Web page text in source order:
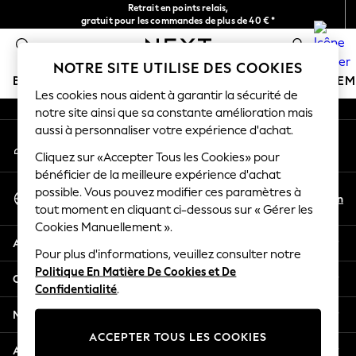
Retrait en points relais,
gratuit pour les commandes de plus de 40 € *
Livraison en 2-3 jours ouvrés*
BOUTIQUE VACANCES
HOLIDAY SHOP
Women's Holiday Shop
All Swimwear
All Beachwear
Bags & Accessories
Beach Dresses & Kaftans
Dresses
Flip Flops
Sliders
Jumpsuits & Playsuits
Linen Collection
Sandals
An error occurred on client
Nos réseaux sociaux
Mon compte
Connexion à votre compte
Sélectionnez Votre Langue
Français
En
Aide
Confidentialité et mentions légales
Ministères
Autres services
NOTRE SITE UTILISE DES COOKIES
Les cookies nous aident à garantir la sécurité de
notre site ainsi que sa constante amélioration mais
aussi à personnaliser votre expérience d'achat.
Cliquez sur «Accepter Tous les Cookies» pour
bénéficier de la meilleure expérience d'achat
possible. Vous pouvez modifier ces paramètres à
tout moment en cliquant ci-dessous sur « Gérer les
Cookies Manuellement ».
Pour plus d'informations, veuillez consulter notre
Politique En Matière De Cookies et De
Confidentialité.
ACCEPTER TOUS LES COOKIES